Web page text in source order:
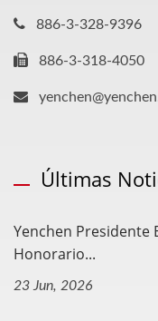
886-3-328-9396
886-3-318-4050
Últimas
Yenchen
Honorario...
23 Jun, 2026